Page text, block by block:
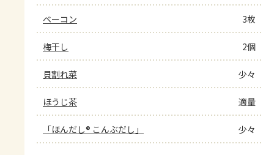
ベーコン 3枚
梅干し 2個
貝割れ菜 少々
ほうじ茶 適量
「ほんだし® こんぶだし」 少々